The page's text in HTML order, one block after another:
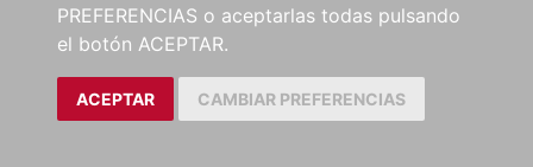
PREFERENCIAS o aceptarlas todas pulsando
el botón ACEPTAR.
ACEPTAR CAMBIAR PREFERENCIAS